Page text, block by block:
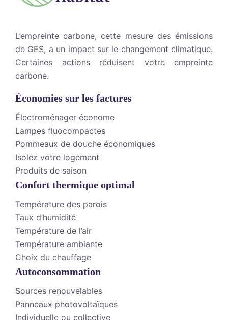
L’empreinte carbone, cette mesure des émissions
de GES, a un impact sur le changement climatique.
Certaines actions réduisent votre empreinte
carbone.
Économies sur les factures
Électroménager économe
Lampes fluocompactes
Pommeaux de douche économiques
Isolez votre logement
Produits de saison
Confort thermique optimal
Température des parois
Taux d’humidité
Température de l’air
Température ambiante
Choix du chauffage
Autoconsommation
Sources renouvelables
Panneaux photovoltaïques
Individuelle ou collective